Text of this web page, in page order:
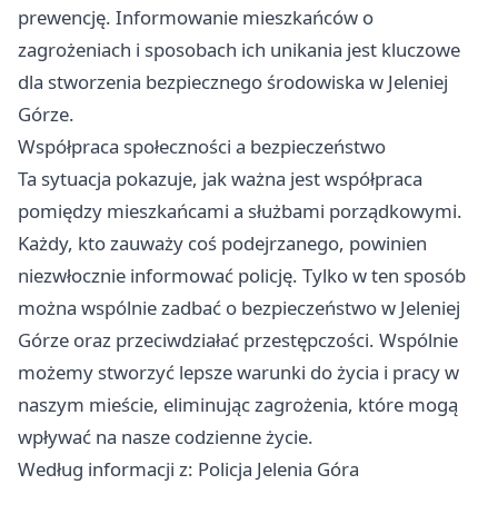
prewencję. Informowanie mieszkańców o
zagrożeniach i sposobach ich unikania jest kluczowe
dla stworzenia bezpiecznego środowiska w Jeleniej
Górze.
Współpraca społeczności a bezpieczeństwo
Ta sytuacja pokazuje, jak ważna jest współpraca
pomiędzy mieszkańcami a służbami porządkowymi.
Każdy, kto zauważy coś podejrzanego, powinien
niezwłocznie informować policję. Tylko w ten sposób
można wspólnie zadbać o bezpieczeństwo w Jeleniej
Górze oraz przeciwdziałać przestępczości. Wspólnie
możemy stworzyć lepsze warunki do życia i pracy w
naszym mieście, eliminując zagrożenia, które mogą
wpływać na nasze codzienne życie.
Według informacji z: Policja Jelenia Góra